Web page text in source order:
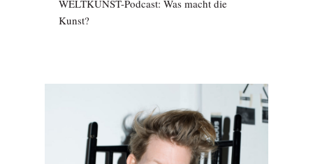
WELTKUNST-Podcast: Was macht die
Kunst?